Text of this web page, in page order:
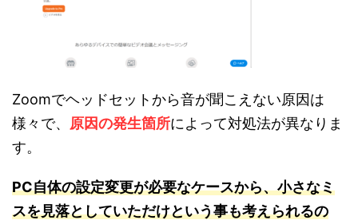
Zoomでヘッドセットから音が聞こえない原因は
様々で、 原因の発生箇所によって対処法が異なりま
す。
PC自体の設定変更が必要なケースから、小さなミ
スを見落としていただけという事も考えられるの